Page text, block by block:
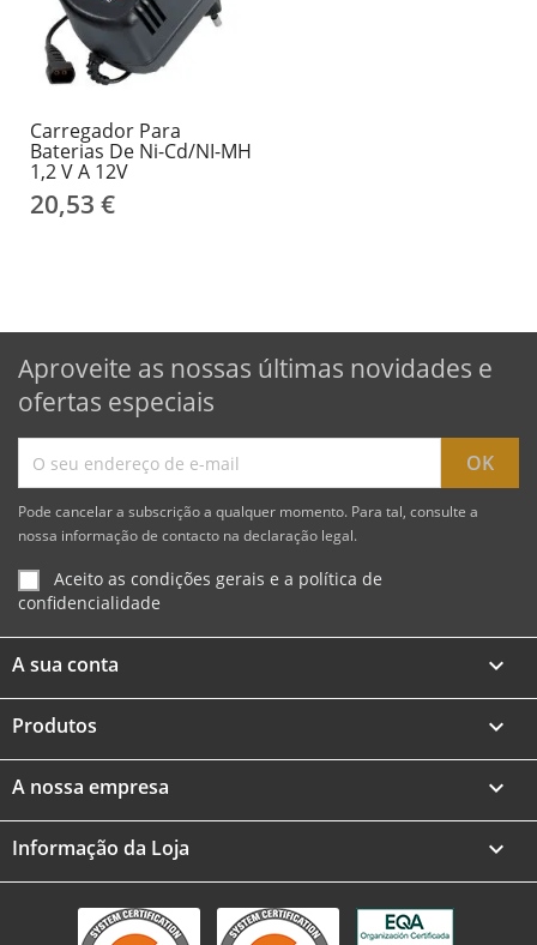
Carregador Para
Baterias De Ni-Cd/NI-MH
1,2 V A 12V
20,53 €
Aproveite as nossas últimas novidades e
ofertas especiais
Pode cancelar a subscrição a qualquer momento. Para tal, consulte a
nossa informação de contacto na declaração legal.
Aceito as condições gerais e a política de
confidencialidade
A sua conta 
Produtos 
A nossa empresa 
Informação da Loja keyboard_arrow_down